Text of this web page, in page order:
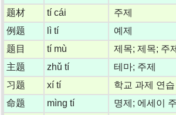
题材
tí cái
주제
例题
lì tí
예제
题目
tí mù
제목; 제목; 주제
主题
zhǔ tí
테마; 주제
习题
xí tí
학교 과제 연습
命题
mìng tí
명제; 에세이